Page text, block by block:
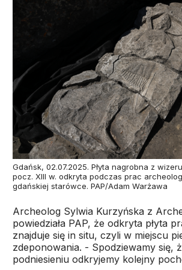
Gdańsk, 02.07.2025. Płyta nagrobna z
pocz. XIII w. odkryta podczas prac
gdańskiej starówce. PAP/Adam Warżawa
Archeolog Sylwia Kurzyńska z
powiedziała PAP, że odkryta płyta
znajduje się in situ, czyli w miejscu
zdeponowania. - Spodziewamy się,
podniesieniu odkryjemy kolejny